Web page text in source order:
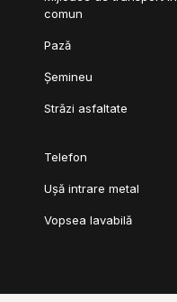
comun
Pază
Șemineu
Străzi asfaltate
Telefon
Ușă intrare metal
Vopsea lavabilă